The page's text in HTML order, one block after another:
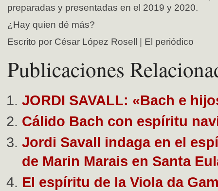
preparadas y presentadas en el 2019 y 2020.
¿Hay quien dé más?
Escrito por César López Rosell | El periódico
Publicaciones
JORDI SAVALL: «Bach e
Cálido Bach con espíritu
Jordi Savall indaga en el
de Marin Marais en Santa
El espíritu de la Viola da